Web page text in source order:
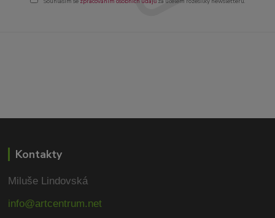
Kontakty
Miluše Lindovská
info@artcentrum.net